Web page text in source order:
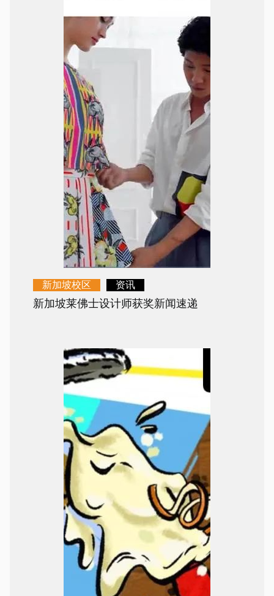
新加坡校区 资讯
新加坡莱佛士设计师获奖新闻速递